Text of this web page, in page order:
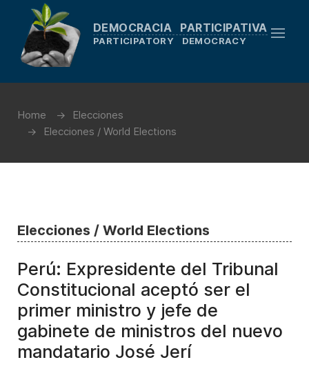
DEMOCRACIA PARTICIPATIVA
PARTICIPATORY DEMOCRACY
Home
Elecciones
Elecciones / World Elections
Elecciones / World Elections
Perú: Expresidente del Tribunal
Constitucional aceptó ser el
primer ministro y jefe de
gabinete de ministros del nuevo
mandatario José Jerí